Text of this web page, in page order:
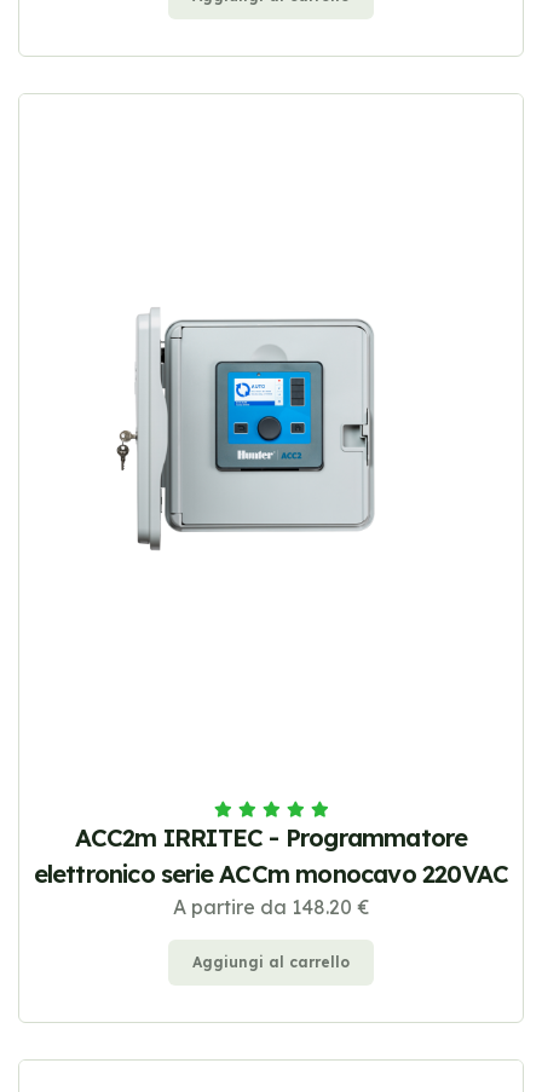
ACC2m IRRITEC - Programmatore
elettronico serie ACCm monocavo 220VAC
A partire da 148.20 €
Aggiungi al carrello